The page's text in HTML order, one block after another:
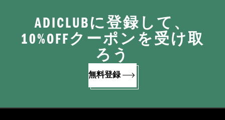
ADICLUBに登録して、
10%OFFクーポンを受け取
ろう
無料登録